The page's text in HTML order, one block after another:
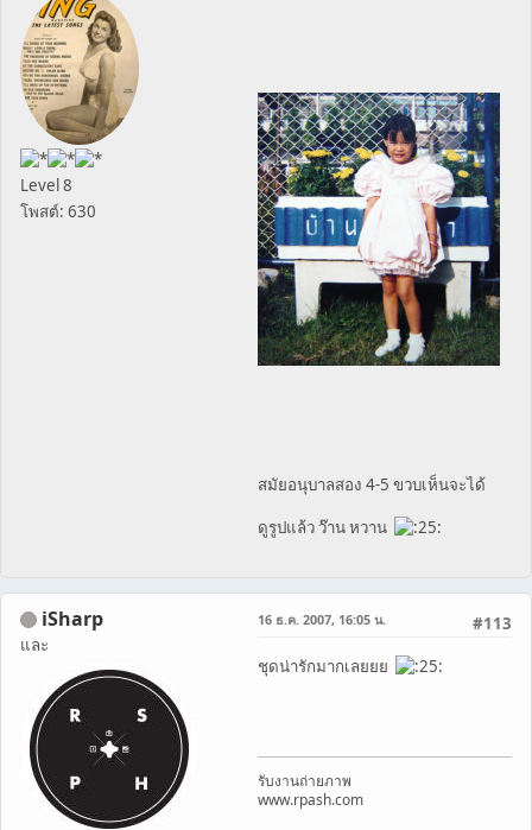
Level 8
โพสต์: 630
สมัยอนุบาลสอง 4-5 ขวบเห็นจะได้
ดูรูปแล้ว ว๊าน หวาน
iSharp
และ
#113
16 ธ.ค. 2007, 16:05 น.
ชุดน่ารักมากเลยยย
รับงานถ่ายภาพ
www.rpash.com